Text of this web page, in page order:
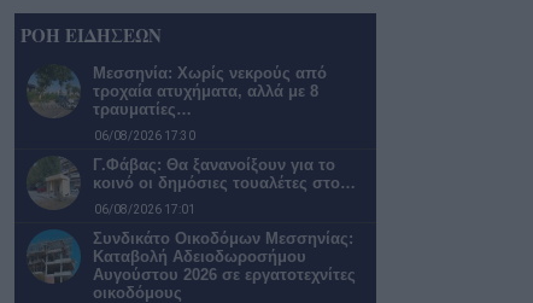
ΡΟΗ ΕΙΔΗΣΕΩΝ
Μεσσηνία: Χωρίς νεκρούς από
τροχαία ατυχήματα, αλλά με 8
τραυματίες…
06/08/2026 17:30
Γ.Φάβας: Θα ξανανοίξουν για το
κοινό οι δημόσιες τουαλέτες στο…
06/08/2026 17:01
Συνδικάτο Οικοδόμων Μεσσηνίας:
Καταβολή Αδειοδωροσήμου
Αυγούστου 2026 σε εργατοτεχνίτες
οικοδόμους